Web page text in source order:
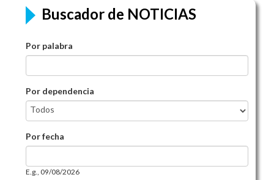
Buscador de NOTICIAS
Por palabra
Por dependencia
Por fecha
E.g., 09/08/2026